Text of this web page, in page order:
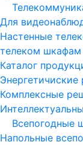
Для
Настенные
телеком шкафам
Каталог
Энергетичиские
Комплексные
Всепогодные
Напольные